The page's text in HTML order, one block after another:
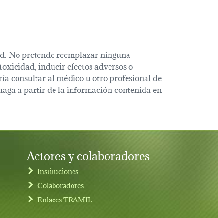
No pretende reemplazar ninguna
inducir efectos adversos o
consultar al médico u otro profesional de
a partir de la información contenida en
Actores y colaboradores
Instituciones
Colaboradores
Enlaces TRAMIL